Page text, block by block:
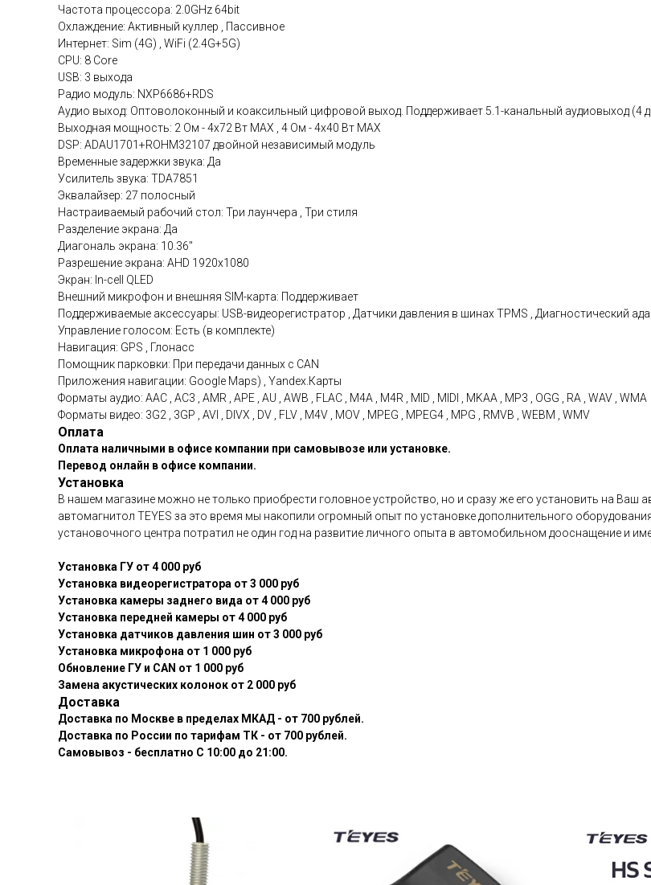
Частота процессора: 2.0GHz 64bit
Охлаждение: Активный куллер , Пассивное
Интернет: Sim (4G) , WiFi (2.4G+5G)
CPU: 8 Core
USB: 3 выхода
Радио модуль: NXP6686+RDS
Аудио выход: Оптоволоконный и коаксильный цифровой выход. Поддерживает 5.1-канальный аудиовыход (4
Выходная мощность: 2 Ом - 4x72 Вт МАХ , 4 Ом - 4x40 Вт МАХ
DSP: ADAU1701+ROHM32107 двойной независимый модуль
Временные задержки звука: Да
Усилитель звука: TDA7851
Эквалайзер: 27 полосный
Настраиваемый рабочий стол: Три лаунчера , Три стиля
Разделение экрана: Да
Диагональ экрана: 10.36"
Разрешение экрана: AHD 1920x1080
Экран: In-cell QLED
Внешний микрофон и внешняя SIM-карта: Поддерживает
Поддерживаемые аксессуары: USB-видеорегистратор , Датчики давления в шинах TPMS , Диагностический
Управление голосом: Есть (в комплекте)
Навигация: GPS , Глонасс
Помощник парковки: При передачи данных с CAN
Приложения навигации: Google Maps) , Yandex.Карты
Форматы аудио: AAC , AC3 , AMR , APE , AU , AWB , FLAC , M4A , M4R , MID , MIDI , MKAA , MP3 , OGG , RA , WAV , WMA
Форматы видео: 3G2 , 3GP , AVI , DIVX , DV , FLV , M4V , MOV , MPEG , MPEG4 , MPG , RMVB , WEBM , WMV
Оплата
Оплата наличными в офисе компании при самовывозе или установке.
Перевод онлайн в офисе компании.
Установка
В нашем магазине можно не только приобрести головное устройство, но и сразу же его установить на Ваш
автомагнитол TEYES за это время мы накопили огромный опыт по установке дополнительного
установочного центра потратил не один год на развитие личного опыта в автомобильном дооснащение и
Установка ГУ от 4 000 руб
Установка видеорегистратора от 3 000 руб
Установка камеры заднего вида от 4 000 руб
Установка передней камеры от 4 000 руб
Установка датчиков давления шин от 3 000 руб
Установка микрофона от 1 000 руб
Обновление ГУ и CAN от 1 000 руб
Замена акустических колонок от 2 000 руб
Доставка
Доставка по Москве в пределах МКАД - от 700 рублей.
Доставка по России по тарифам ТК - от 700 рублей.
Самовывоз - бесплатно С 10:00 до 21:00.